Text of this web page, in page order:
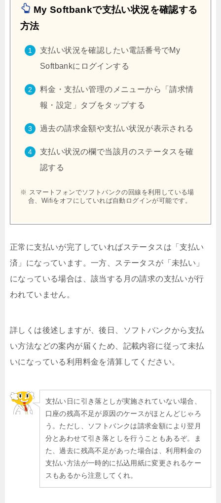
My Softbankで支払い状況を確認する
方法
支払い状況を確認したい電話番号でMy
Softbankにログインする
料金・支払い管理のメニューから「請求情
報・設定」タブをタップする
過去の請求金額や支払い状況が表示される
支払い状況の欄で当該月のステータスを確
認する
※ スマートフォンでソフトバンクの回線を利用している場
合、Wifiをオフにしていれば自動ログインが可能です。
正常に支払いが完了していればステータスは「支払い
済」になっています。一方、ステータスが「未払い」
になっている場合は、該当する月の請求の支払いが行
われていません。
詳しくは後述しますが、後日、ソフトバンクから支払
い方法などの案内が届くため、記載内容に従って未払
いになっている利用料金を清算してください。
支払い日に引き落としが実施されていない場合、
口座の残高不足が原因のケースがほとんどじゃろ
う。ただし、ソフトバンクは請求金額により翌月
分とあわせて引き落としを行うこともあるぞ。ま
た、過去に残高不足があった場合は、利用料金の
支払い方法が一時的に払込用紙に変更されるケー
スもあるから注意してくれ。